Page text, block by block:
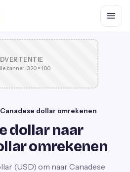
banner · 320 × 100
dollar omrekenen
dollar naar
omrekenen
(USD) om naar Canadese